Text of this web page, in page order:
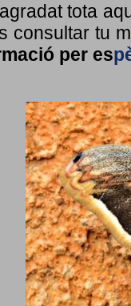
agradat tota
consultar tu
per es